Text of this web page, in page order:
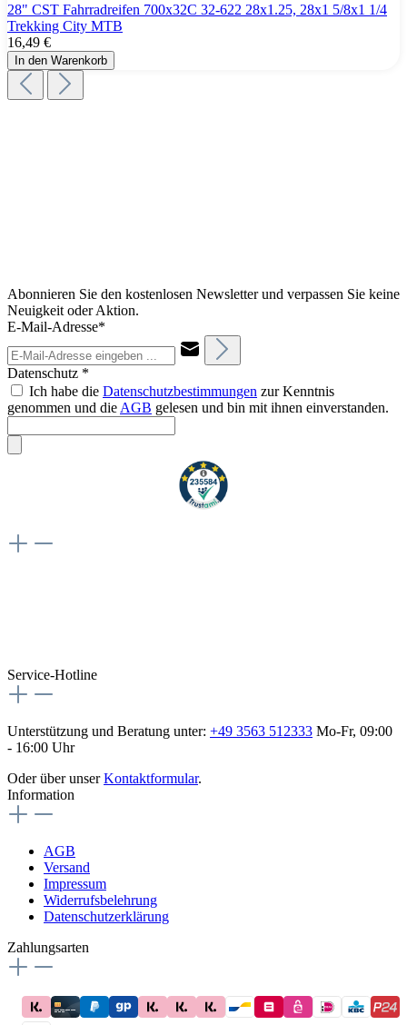
28" CST Fahrradreifen 700x32C 32-622 28x1.25, 28x1 5/8x1 1/4
Trekking City MTB
16,49 €
In den Warenkorb
Abonnieren Sie den kostenlosen Newsletter und verpassen Sie keine
Neuigkeit oder Aktion.
E-Mail-Adresse*
Datenschutz *
Ich habe die Datenschutzbestimmungen zur Kenntnis
genommen und die AGB gelesen und bin mit ihnen einverstanden.
Service-Hotline
Unterstützung und Beratung unter: +49 3563 512333 Mo-Fr, 09:00
- 16:00 Uhr
Oder über unserKontaktformular.
Information
AGB
Versand
Impressum
Widerrufsbelehrung
Datenschutzerklärung
Zahlungsarten